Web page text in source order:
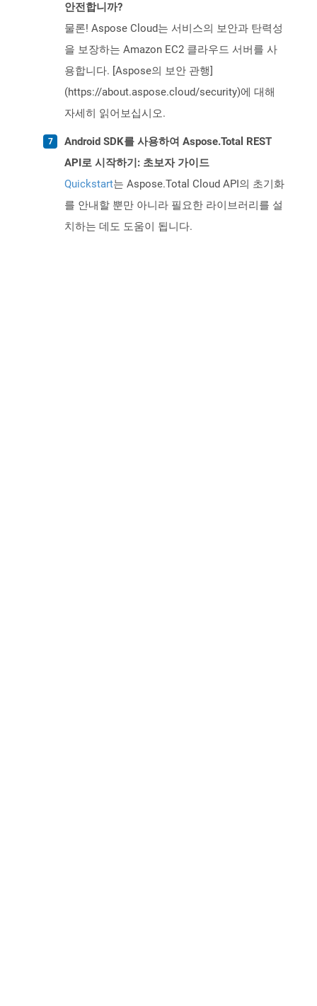
안전합니까?
물론! Aspose Cloud는 서비스의 보안과 탄력성
을 보장하는 Amazon EC2 클라우드 서버를 사
용합니다. [Aspose의 보안 관행]
(https://about.aspose.cloud/security)에 대해
자세히 읽어보십시오.
Android SDK를 사용하여 Aspose.Total REST
API로 시작하기: 초보자 가이드
Quickstart는 Aspose.Total Cloud API의 초기화
를 안내할 뿐만 아니라 필요한 라이브러리를 설
치하는 데도 도움이 됩니다.